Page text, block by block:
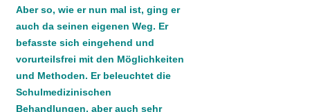
Aber so, wie er nun mal ist, ging er
auch da seinen eigenen Weg. Er
befasste sich eingehend und
vorurteilsfrei mit den Möglichkeiten
und Methoden. Er beleuchtet die
Schulmedizinischen
Behandlungen, aber auch sehr